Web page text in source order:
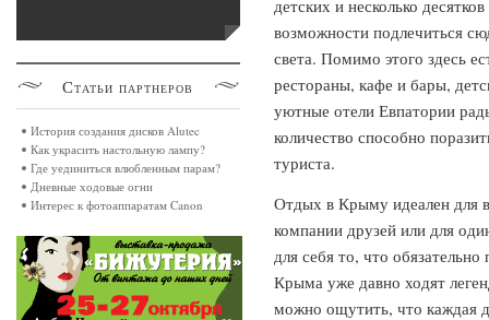
детских и несколько
возможности подлечиться
света. Помимо этого здесь
рестораны, кафе и бары,
уютные отели Евпатории
количество способно
туриста.
Отдых в Крыму идеален для
компании друзей или для
для себя то, что
Крыма уже давно ходят
можно ощутить, что каждая
Статьи партнеров
История создания дисков Alutec
Как украсить настольную лампу?
Где уединиться влюбленным парам?
Дневные ходовые огни
Интерес к фотоаппаратам Canon